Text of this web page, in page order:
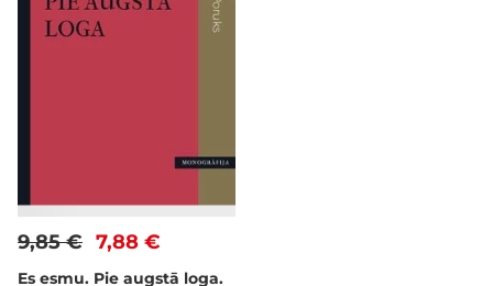
7,88 €
9,85 €
Es esmu. Pie augstā loga.